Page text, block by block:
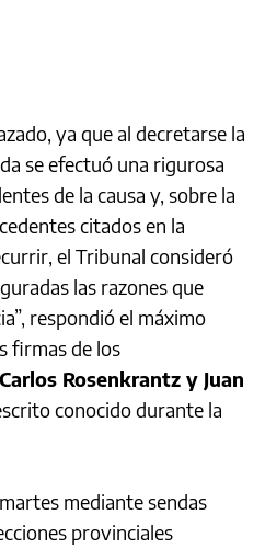
ya que al decretarse la
se efectuó una rigurosa
de la causa y, sobre la
citados en la
el Tribunal consideró
las razones que
respondió el máximo
firmas de los
Rosenkrantz y Juan
conocido durante la
mediante sendas
provinciales